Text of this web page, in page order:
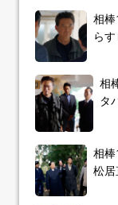
相
ら
相
タ
相
松